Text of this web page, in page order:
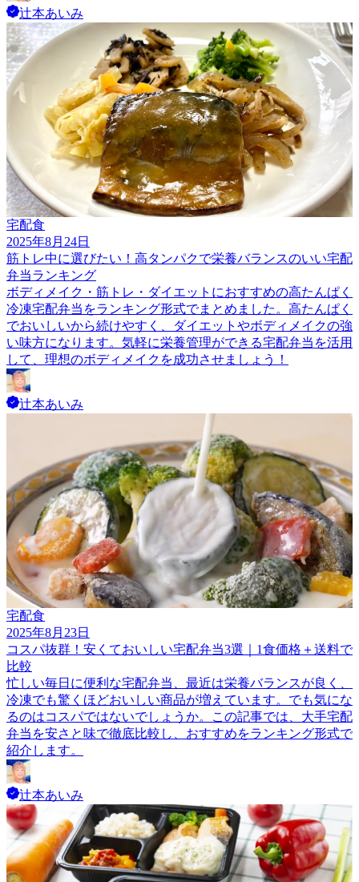
辻本あいみ
宅配食
2025年8月24日
筋トレ中に選びたい！高タンパクで栄養バランスのいい宅配
弁当ランキング
ボディメイク・筋トレ・ダイエットにおすすめの高たんぱく
冷凍宅配弁当をランキング形式でまとめました。高たんぱく
でおいしいから続けやすく、ダイエットやボディメイクの強
い味方になります。気軽に栄養管理ができる宅配弁当を活用
して、理想のボディメイクを成功させましょう！
辻本あいみ
宅配食
2025年8月23日
コスパ抜群！安くておいしい宅配弁当3選｜1食価格＋送料で
比較
忙しい毎日に便利な宅配弁当、最近は栄養バランスが良く、
冷凍でも驚くほどおいしい商品が増えています。でも気にな
るのはコスパではないでしょうか。この記事では、大手宅配
弁当を安さと味で徹底比較し、おすすめをランキング形式で
紹介します。
辻本あいみ